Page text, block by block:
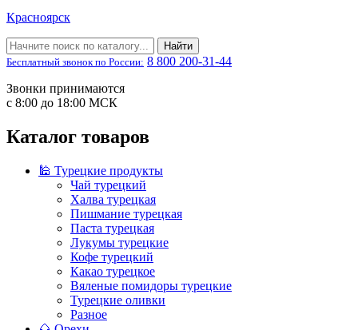
Красноярск
Найти
Бесплатный звонок по России: 8 800 200-31-44
Звонки принимаются
с 8:00 до 18:00 МСК
Каталог товаров
🕌 Турецкие продукты
Чай турецкий
Халва турецкая
Пишмание турецкая
Паста турецкая
Лукумы турецкие
Кофе турецкий
Какао турецкое
Вяленые помидоры турецкие
Турецкие оливки
Разное